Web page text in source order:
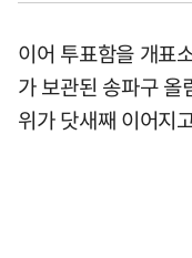
이어 투표함을 개표
가 보관된 송파구 올
위가 닷새째 이어지